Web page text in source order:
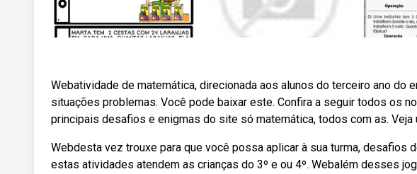
Webatividade de matemática, direcionada aos alunos do terceiro ano do
situações problemas. Você pode baixar este. Confira a seguir todos os
principais desafios e enigmas do site só matemática, todos com as.
Webdesta vez trouxe para que você possa aplicar à sua turma, desafios
estas atividades atendem as crianças do 3º e ou 4º. Webalém desses